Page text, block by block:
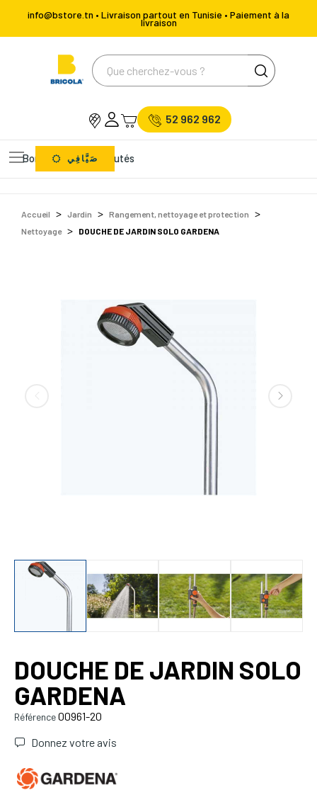
info@bstore.tn • Livraison partout en Tunisie • Paiement à la
livraison
52 962 962
Bons Plans Nouveautés
صَيَّافِي
Accueil Jardin
Rangement, nettoyage et protection
Nettoyage
DOUCHE DE JARDIN SOLO GARDENA
DOUCHE DE JARDIN SOLO
GARDENA
Référence00961-20
Donnez votre avis